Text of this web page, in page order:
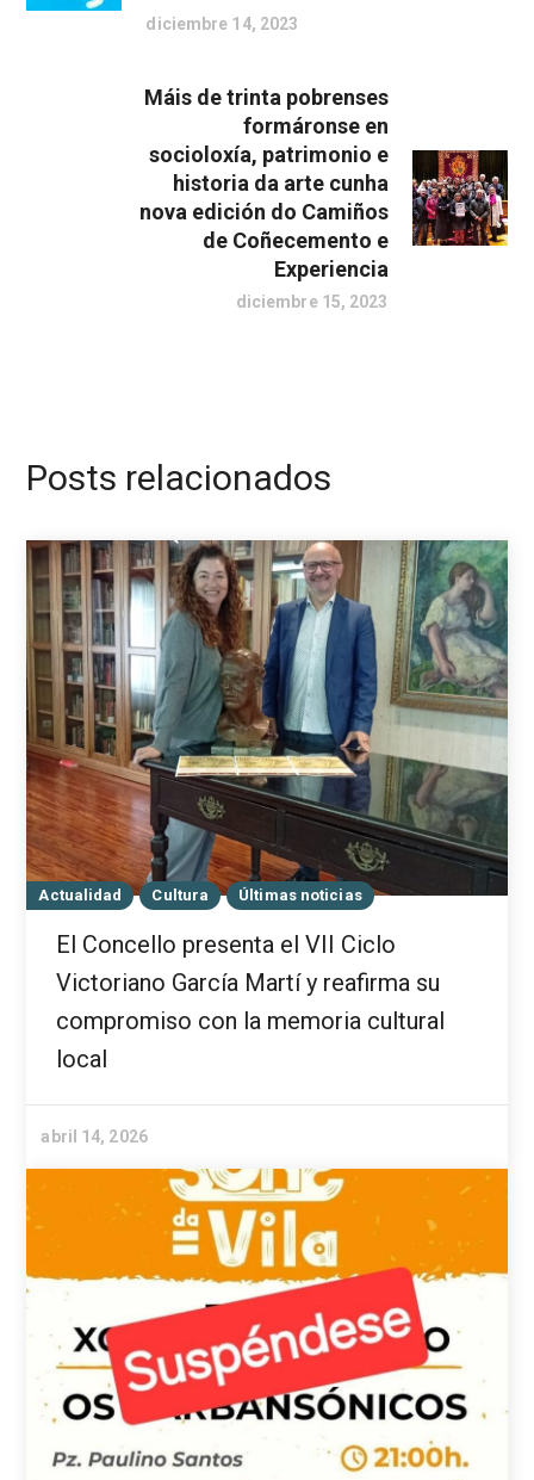
diciembre 14, 2023
Máis de trinta pobrenses
formáronse en
socioloxía, patrimonio e
historia da arte cunha
nova edición do Camiños
de Coñecemento e
Experiencia
diciembre 15, 2023
Posts relacionados
Actualidad Cultura Últimas noticias
El Concello presenta el VII Ciclo
Victoriano García Martí y reafirma su
compromiso con la memoria cultural
local
abril 14, 2026